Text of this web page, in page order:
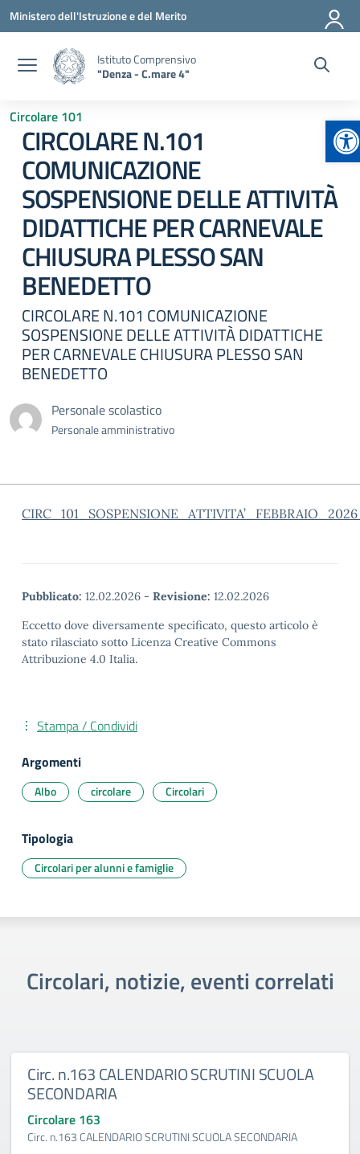
Vai ai contenuti
Vai al menu di navigazione
Vai al footer
Ministero dell'Istruzione e del Merito
Istituto Comprensivo
"Denza - C.mare 4"
Circolare 101
CIRCOLARE N.101
COMUNICAZIONE
SOSPENSIONE DELLE ATTIVITÀ
DIDATTICHE PER CARNEVALE
CHIUSURA PLESSO SAN
BENEDETTO
CIRCOLARE N.101 COMUNICAZIONE
SOSPENSIONE DELLE ATTIVITÀ DIDATTICHE
PER CARNEVALE CHIUSURA PLESSO SAN
BENEDETTO
Personale scolastico
Personale amministrativo
Pubblicato: 12.02.2026 - Revisione: 12.02.2026
Eccetto dove diversamente specificato, questo articolo è
stato rilasciato sotto Licenza Creative Commons
Attribuzione 4.0 Italia.
Stampa / Condividi
Argomenti
Albo circolare Circolari
Tipologia
Circolari per alunni e famiglie
Circolari, notizie, eventi correlati
Circ. n.163 CALENDARIO SCRUTINI SCUOLA
SECONDARIA
Circolare 163
Circ. n.163 CALENDARIO SCRUTINI SCUOLA SECONDARIA